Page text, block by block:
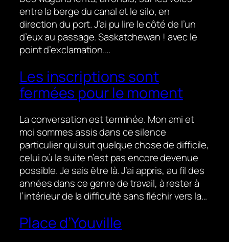
entre la berge du canal et le silo, en
direction du port. J’ai pu lire le côté de l’un
d’eux au passage. Saskatchewan ! avec le
point d’exclamation.…
Les inscriptions sont
fermées pour le moment
La conversation est terminée. Mon ami et
moi sommes assis dans ce silence
particulier qui suit quelque chose de difficile,
celui où la suite n’est pas encore devenue
possible. Je sais être là. J’ai appris, au fil des
années dans ce genre de travail, à rester à
l’intérieur de la difficulté sans fléchir vers la…
Place d’Youville